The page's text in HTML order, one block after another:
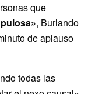
que
, Burlando
de aplauso
todas las